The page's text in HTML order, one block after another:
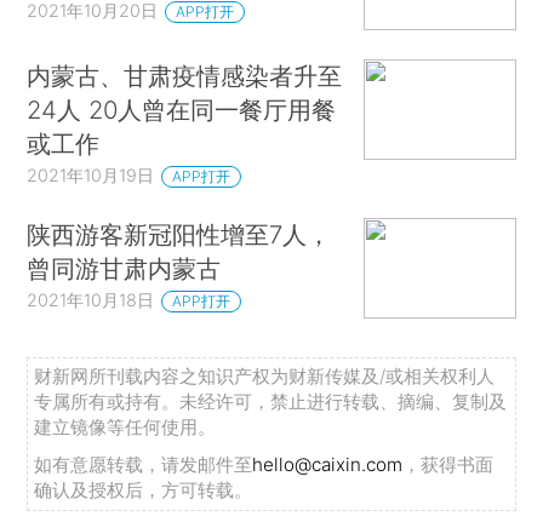
2021年10月20日 APP打开
内蒙古、甘肃疫情感染者升至
24人 20人曾在同一餐厅用餐
或工作
2021年10月19日 APP打开
陕西游客新冠阳性增至7人，
曾同游甘肃内蒙古
2021年10月18日 APP打开
财新网所刊载内容之知识产权为财新传媒及/或相关权利人
专属所有或持有。未经许可，禁止进行转载、摘编、复制及
建立镜像等任何使用。
如有意愿转载，请发邮件至hello@caixin.com ，获得书面
确认及授权后，方可转载。